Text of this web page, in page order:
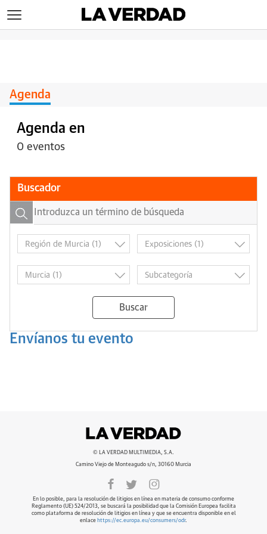
Agenda
Agenda en
0 eventos
Buscador
Buscar
Envíanos tu evento
© LA VERDAD MULTIMEDIA, S.A.
Camino Viejo de Monteagudo s/n, 30160 Murcia
En lo posible, para la resolución de litigios en línea en materia de consumo conforme
Reglamento (UE) 524/2013, se buscará la posibilidad que la Comisión Europea facilita
como plataforma de resolución de litigios en línea y que se encuentra disponible en el
enlace https://ec.europa.eu/consumers/odr.